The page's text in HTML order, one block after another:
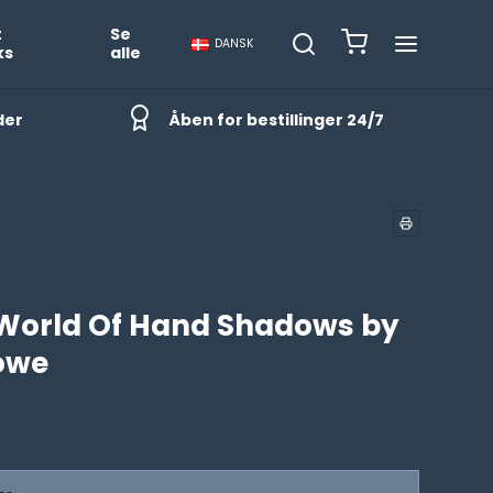
Se
alle
DANSK
Åben for bestillinger 24/7
Of Hand Shadows by